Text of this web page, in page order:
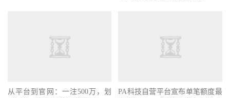
从平台到官网：一注500万，划
PA科技自营平台宣布单笔额度最